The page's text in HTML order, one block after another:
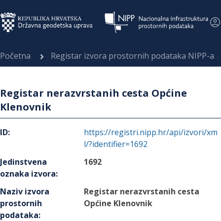
Početna Registar izvora prostornih podataka NIPP-a
Registar nerazvrstanih cesta Općine
Klenovnik
ID:
https://registri.nipp.hr/api/izvori/xm
l/?identifier=1692
Jedinstvena
oznaka izvora:
1692
Naziv izvora
prostornih
podataka:
Registar nerazvrstanih cesta
Općine Klenovnik